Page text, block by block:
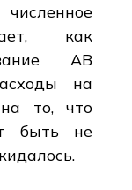
как
AB
на
то, что
быть не